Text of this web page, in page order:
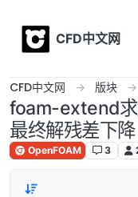
CFD中文网
CFD中文网 版块
foam-extend
最终解残差下降
OpenFOAM 3